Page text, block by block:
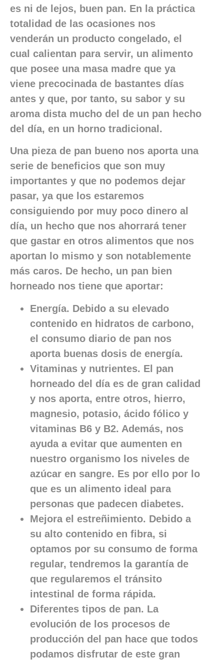
es ni de lejos, buen pan. En la práctica
totalidad de las ocasiones nos
venderán un producto congelado, el
cual calientan para servir, un alimento
que posee una masa madre que ya
viene precocinada de bastantes días
antes y que, por tanto, su sabor y su
aroma dista mucho del de un pan hecho
del día, en un horno tradicional.
Una pieza de pan bueno nos aporta una
serie de beneficios que son muy
importantes y que no podemos dejar
pasar, ya que los estaremos
consiguiendo por muy poco dinero al
día, un hecho que nos ahorrará tener
que gastar en otros alimentos que nos
aportan lo mismo y son notablemente
más caros. De hecho, un pan bien
horneado nos tiene que aportar:
Energía. Debido a su elevado
contenido en hidratos de carbono,
el consumo diario de pan nos
aporta buenas dosis de energía.
Vitaminas y nutrientes. El pan
horneado del día es de gran calidad
y nos aporta, entre otros, hierro,
magnesio, potasio, ácido fólico y
vitaminas B6 y B2. Además, nos
ayuda a evitar que aumenten en
nuestro organismo los niveles de
azúcar en sangre. Es por ello por lo
que es un alimento ideal para
personas que padecen diabetes.
Mejora el estreñimiento. Debido a
su alto contenido en fibra, si
optamos por su consumo de forma
regular, tendremos la garantía de
que regularemos el tránsito
intestinal de forma rápida.
Diferentes tipos de pan. La
evolución de los procesos de
producción del pan hace que todos
podamos disfrutar de este gran